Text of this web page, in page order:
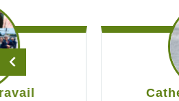
Catherine